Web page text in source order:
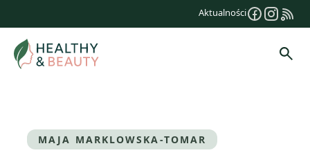
treści
Aktualności
MAJA MARKLOWSKA-TOMAR